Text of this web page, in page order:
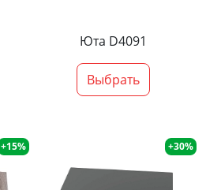
Юта D4091
Выбрать
+15% +30%